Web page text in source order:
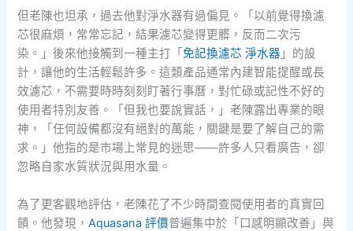
但老陳也坦承，過去他對淨水器有過偏見。「以前覺得換濾
芯很麻煩，常常忘記，結果濾芯變得更髒，反而二次污
染。」後來他接觸到一種主打「免記換濾芯 淨水器 」的設
計，讓他的生活輕鬆許多。這類產品通常內建智能提醒或長
效濾芯，不需要時時刻刻盯著行事曆，對忙碌或記性不好的
使用者特別友善。「但我也要說實話，」老陳露出專業的眼
神，「任何設備都沒有絕對的萬能，關鍵是要了解自己的需
求。」他指的是市場上常見的迷思——許多人只看廣告，卻
忽略自家水質狀況與用水量。
為了更客觀地評估，老陳花了不少時間查閱使用者的真實回
饋。他發現，Aquasana 評價普遍集中於「口感明顯改善」與